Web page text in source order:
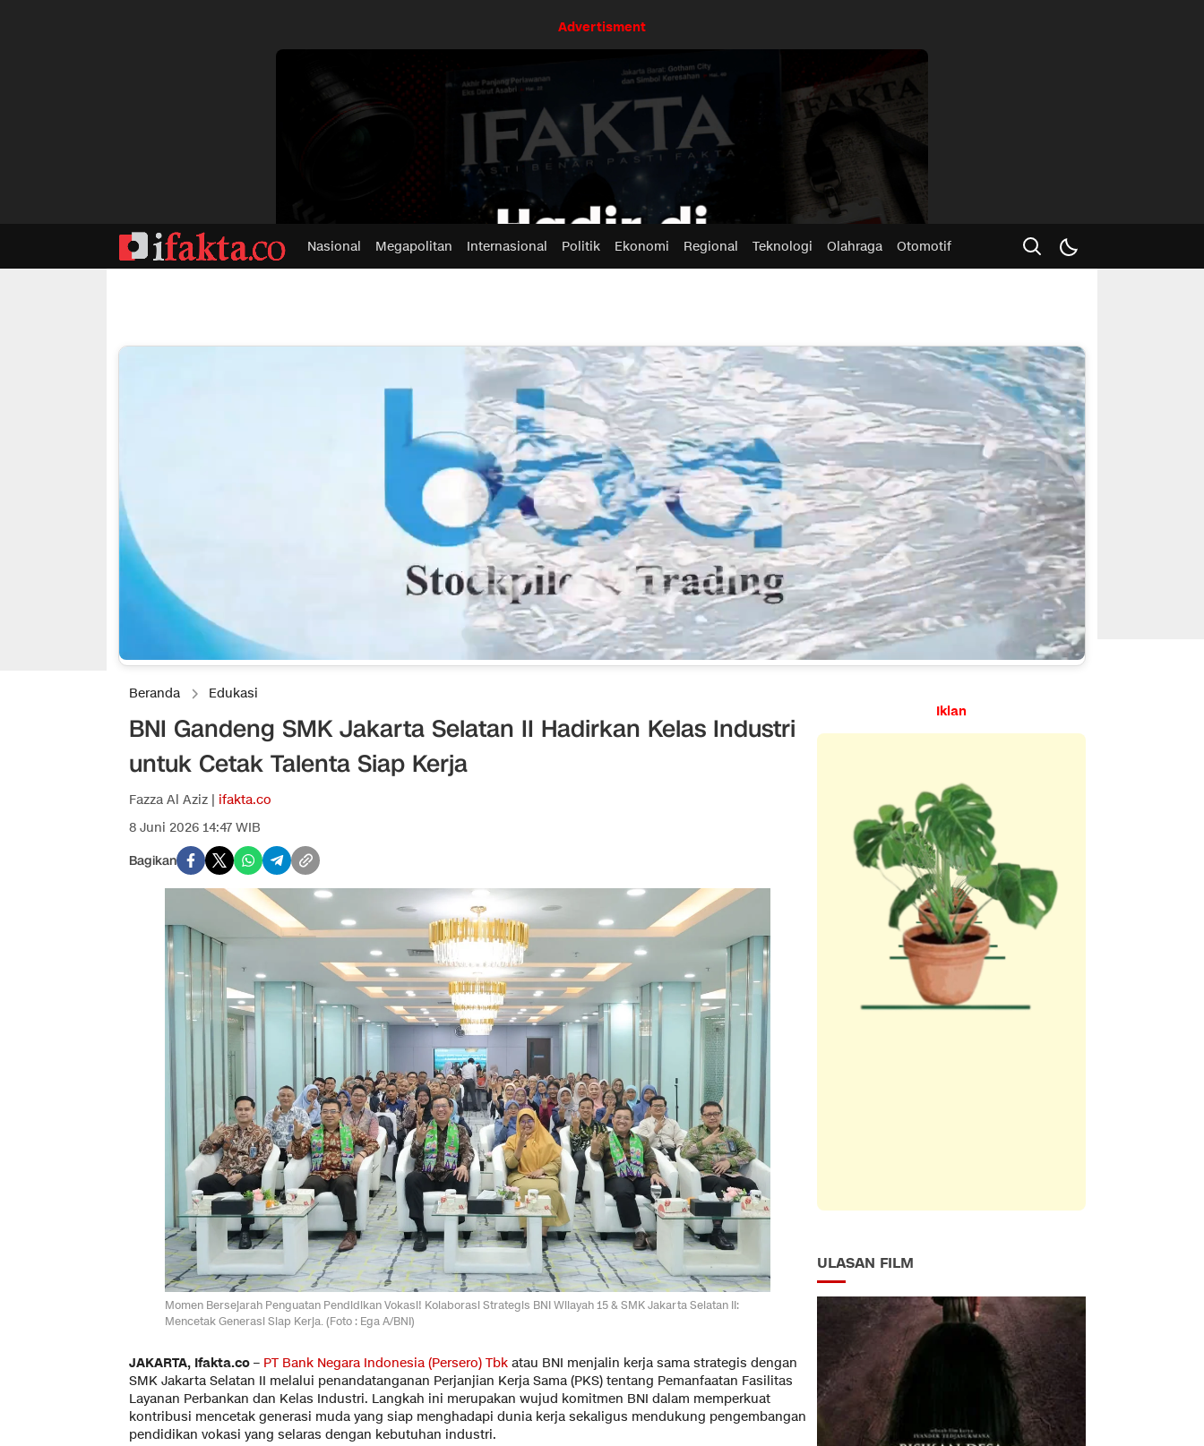
Advertisment
Nasional Megapolitan Internasional Politik Ekonomi Regional Teknologi Olahraga Otomotif
Beranda Edukasi
BNI Gandeng SMK Jakarta Selatan II Hadirkan Kelas Industri
untuk Cetak Talenta Siap Kerja
Fazza Al Aziz | ifakta.co
8 Juni 2026 14:47 WIB
Bagikan
Momen Bersejarah Penguatan Pendidikan Vokasi! Kolaborasi Strategis BNI Wilayah 15 & SMK Jakarta Selatan II:
Mencetak Generasi Siap Kerja. (Foto : Ega A/BNI)
JAKARTA, Ifakta.co – PT Bank Negara Indonesia (Persero) Tbk atau BNI menjalin kerja sama strategis dengan
SMK Jakarta Selatan II melalui penandatanganan Perjanjian Kerja Sama (PKS) tentang Pemanfaatan Fasilitas
Layanan Perbankan dan Kelas Industri. Langkah ini merupakan wujud komitmen BNI dalam memperkuat
kontribusi mencetak generasi muda yang siap menghadapi dunia kerja sekaligus mendukung pengembangan
pendidikan vokasi yang selaras dengan kebutuhan industri.
Iklan
ULASAN FILM